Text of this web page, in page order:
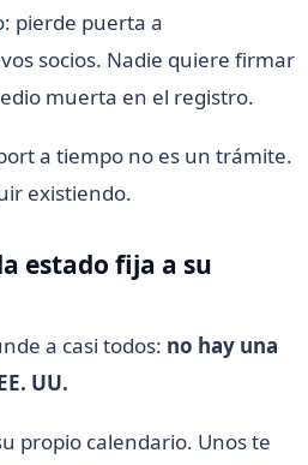
pierde puerta a
socios. Nadie quiere firmar
muerta en el registro.
a tiempo no es un trámite.
existiendo.
estado fija a su
a casi todos: no hay una
UU.
propio calendario. Unos te